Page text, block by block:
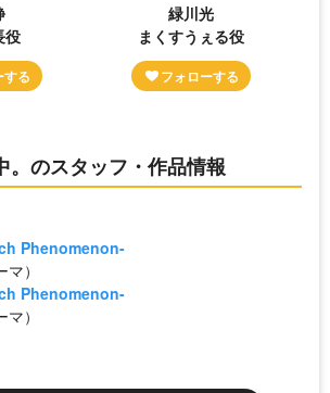
役
緑川光
まくすうぇる役
。のスタッフ・作品情報
Phenomenon-
）
Phenomenon-
）